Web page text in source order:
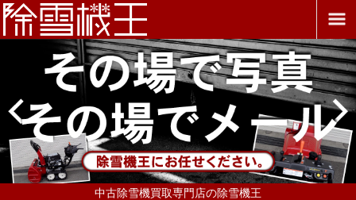
中古除雪機買取専門店の除雪機王